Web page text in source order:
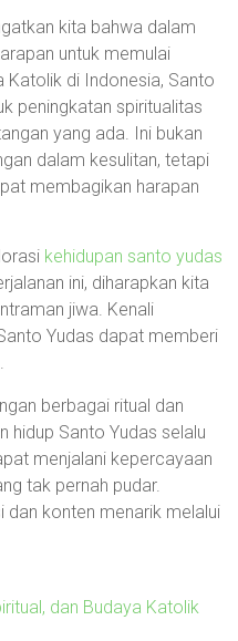
kita bahwa dalam
untuk memulai
Katolik di Indonesia, Santo
peningkatan spiritualitas
yang ada. Ini bukan
dalam kesulitan, tetapi
membagikan harapan
kehidupan santo yudas
ini, diharapkan kita
jiwa. Kenali
Yudas dapat memberi
berbagai ritual dan
hidup Santo Yudas selalu
menjalani kepercayaan
tak pernah pudar.
dan konten menarik melalui
dan Budaya Katolik